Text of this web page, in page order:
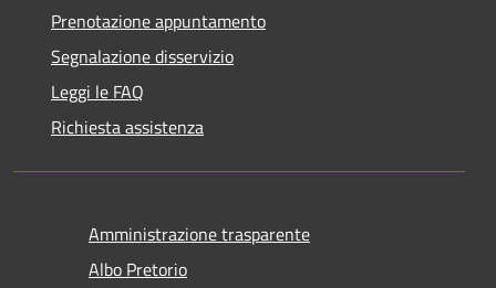
Prenotazione appuntamento
Segnalazione disservizio
Leggi le FAQ
Richiesta assistenza
Amministrazione trasparente
Albo Pretorio